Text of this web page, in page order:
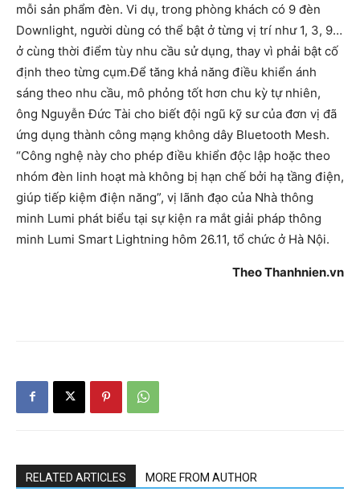
mỗi sản phẩm đèn. Vi dụ, trong phòng khách có 9 đèn
Downlight, người dùng có thể bật ở từng vị trí như 1, 3, 9…
ở cùng thời điểm tùy nhu cầu sử dụng, thay vì phải bật cố
định theo từng cụm.Để tăng khả năng điều khiển ánh
sáng theo nhu cầu, mô phỏng tốt hơn chu kỳ tự nhiên,
ông Nguyễn Đức Tài cho biết đội ngũ kỹ sư của đơn vị đã
ứng dụng thành công mạng không dây Bluetooth Mesh.
“Công nghệ này cho phép điều khiển độc lập hoặc theo
nhóm đèn linh hoạt mà không bị hạn chế bởi hạ tầng điện,
giúp tiếp kiệm điện năng”, vị lãnh đạo của Nhà thông
minh Lumi phát biểu tại sự kiện ra mắt giải pháp thông
minh Lumi Smart Lightning hôm 26.11, tổ chức ở Hà Nội.
Theo Thanhnien.vn
RELATED ARTICLES MORE FROM AUTHOR